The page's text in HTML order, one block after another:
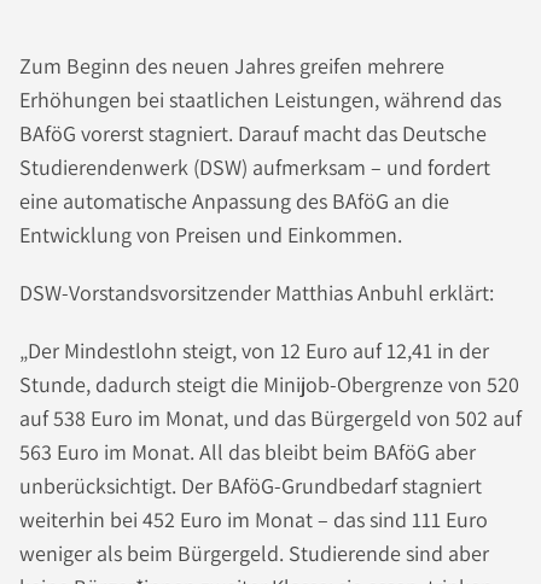
Zum Beginn des neuen Jahres greifen mehrere
Erhöhungen bei staatlichen Leistungen, während das
BAföG vorerst stagniert. Darauf macht das Deutsche
Studierendenwerk (DSW) aufmerksam – und fordert
eine automatische Anpassung des BAföG an die
Entwicklung von Preisen und Einkommen.
DSW-Vorstandsvorsitzender Matthias Anbuhl erklärt:
„Der Mindestlohn steigt, von 12 Euro auf 12,41 in der
Stunde, dadurch steigt die Minijob-Obergrenze von 520
auf 538 Euro im Monat, und das Bürgergeld von 502 auf
563 Euro im Monat. All das bleibt beim BAföG aber
unberücksichtigt. Der BAföG-Grundbedarf stagniert
weiterhin bei 452 Euro im Monat – das sind 111 Euro
weniger als beim Bürgergeld. Studierende sind aber